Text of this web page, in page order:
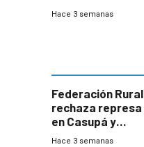
julio de 2026
Hace 3 semanas
Federación Rural
rechaza represa
en Casupá y
firma demanda
Hace 3 semanas